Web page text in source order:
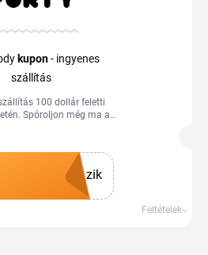
kupon- ingyenes
szállítás
100 dollár feletti
Spóroljon még ma a
megszerzése
zik
Feltételek